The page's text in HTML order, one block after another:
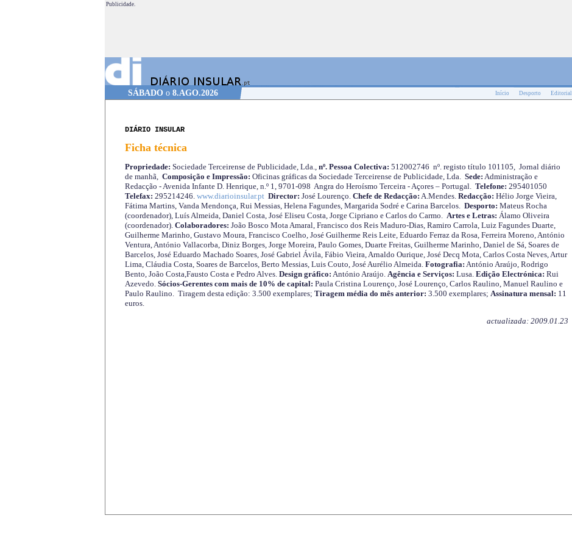
Publicidade.
SÁBADO o 8.AGO.2026 Início Desporto Editorial
DIÁRIO INSULAR
Ficha técnica
Propriedade: Sociedade Terceirense de Publicidade, Lda.,nº. Pessoa Colectiva: 512002746 nº. registo título 101105, Jornal diário
de manhã, Composição e Impressão: Oficinas gráficas da Sociedade Terceirense de Publicidade, Lda. Sede: Administração e
Redacção - Avenida Infante D. Henrique, n.º 1, 9701-098 Angra do Heroísmo Terceira - Açores – Portugal. Telefone: 295401050
Telefax: 295214246. www.diarioinsular.pt Director: José Lourenço. Chefe de Redacção: A.Mendes. Redacção: Hélio Jorge Vieira,
Fátima Martins, Vanda Mendonça, Rui Messias, Helena Fagundes, Margarida Sodré e Carina Barcelos. Desporto: Mateus Rocha
(coordenador), Luís Almeida, Daniel Costa, José Eliseu Costa, Jorge Cipriano e Carlos do Carmo. Artes e Letras: Álamo Oliveira
(coordenador). Colaboradores: João Bosco Mota Amaral, Francisco dos Reis Maduro-Dias, Ramiro Carrola, Luiz Fagundes Duarte,
Guilherme Marinho, Gustavo Moura, Francisco Coelho, José Guilherme Reis Leite, Eduardo Ferraz da Rosa, Ferreira Moreno, António
Ventura, António Vallacorba, Diniz Borges, Jorge Moreira, Paulo Gomes, Duarte Freitas, Guilherme Marinho, Daniel de Sá, Soares de
Barcelos, José Eduardo Machado Soares, José Gabriel Ávila, Fábio Vieira, Arnaldo Ourique, José Decq Mota, Carlos Costa Neves, Artur
Lima, Cláudia Costa, Soares de Barcelos, Berto Messias, Luis Couto, José Aurélio Almeida. Fotografia: António Araújo, Rodrigo
Bento, João Costa,Fausto Costa e Pedro Alves. Design gráfico: António Araújo. Agência e Serviços: Lusa. Edição Electrónica: Rui
Azevedo. Sócios-Gerentes com mais de 10% de capital: Paula Cristina Lourenço, José Lourenço, Carlos Raulino, Manuel Raulino e
Paulo Raulino. Tiragem desta edição: 3.500 exemplares; Tiragem média do mês anterior: 3.500 exemplares; Assinatura mensal: 11
euros.
actualizada: 2009.01.23